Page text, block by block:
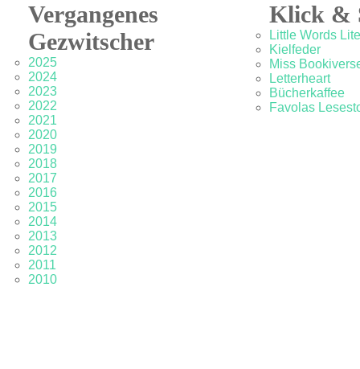
Vergangenes
Gezwitscher
2025
2024
2023
2022
2021
2020
2019
2018
2017
2016
2015
2014
2013
2012
2011
2010
Klick &
Little Words
Kielfeder
Miss
Letterheart
Bücherkaffee
Favolas